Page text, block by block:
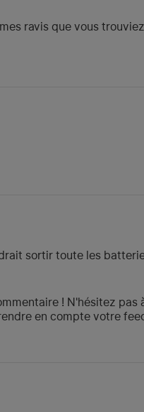
ravis que vous
sortir toute les
! N'hésitez
en compte votre